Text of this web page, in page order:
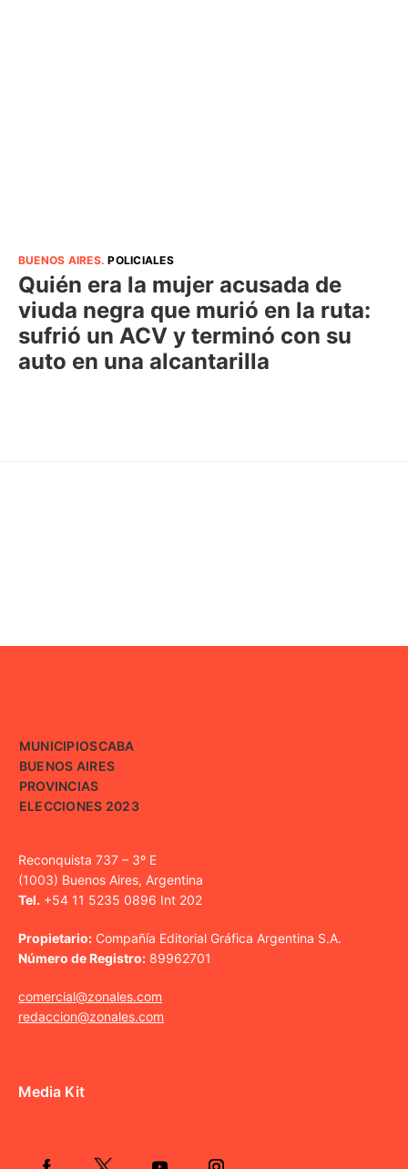
BUENOS AIRES.POLICIALES
Quién era la mujer acusada de
viuda negra que murió en la ruta:
sufrió un ACV y terminó con su
auto en una alcantarilla
MUNICIPIOSCABA
BUENOS AIRES
PROVINCIAS
ELECCIONES 2023
Reconquista 737 – 3º E
(1003) Buenos Aires, Argentina
Tel. +54 11 5235 0896 Int 202
Propietario: Compañía Editorial Gráfica Argentina S.A.
Número de Registro: 89962701
comercial@zonales.com
redaccion@zonales.com
Media Kit